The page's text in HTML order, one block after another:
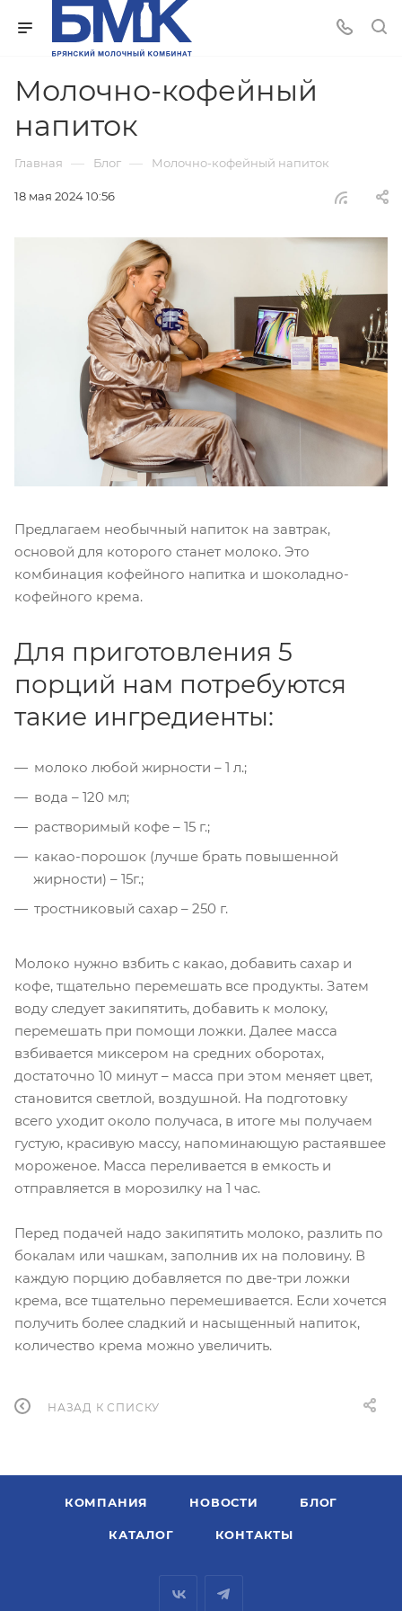
Молочно-кофейный
напиток
Главная — Блог — Молочно-кофейный напиток
18 мая 2024 10:56
Предлагаем необычный напиток на завтрак,
основой для которого станет молоко. Это
комбинация кофейного напитка и шоколадно-
кофейного крема.
Для приготовления 5
порций нам потребуются
такие ингредиенты:
молоко любой жирности – 1 л.;
вода – 120 мл;
растворимый кофе – 15 г.;
какао-порошок (лучше брать повышенной
жирности) – 15г.;
тростниковый сахар – 250 г.
Молоко нужно взбить с какао, добавить сахар и
кофе, тщательно перемешать все продукты. Затем
воду следует закипятить, добавить к молоку,
перемешать при помощи ложки. Далее масса
взбивается миксером на средних оборотах,
достаточно 10 минут – масса при этом меняет цвет,
становится светлой, воздушной. На подготовку
всего уходит около получаса, в итоге мы получаем
густую, красивую массу, напоминающую растаявшее
мороженое. Масса переливается в емкость и
отправляется в морозилку на 1 час.
Перед подачей надо закипятить молоко, разлить по
бокалам или чашкам, заполнив их на половину. В
каждую порцию добавляется по две-три ложки
крема, все тщательно перемешивается. Если хочется
получить более сладкий и насыщенный напиток,
количество крема можно увеличить.
НАЗАД К СПИСКУ
КОМПАНИЯ НОВОСТИ БЛОГ
КАТАЛОГ КОНТАКТЫ